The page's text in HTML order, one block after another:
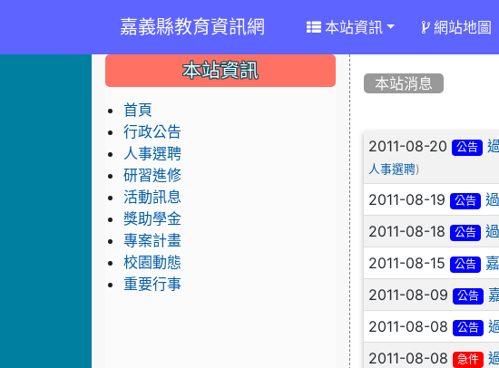
嘉義縣教育資訊網 本站資訊 網站地圖
本站消息
文章列表
2011-08-20 公告
人事選聘)
2011-08-19 公告
2011-08-18 公告
2011-08-15 公告
2011-08-09 公告
2011-08-08 公告
2011-08-08 急件
::: 本站資訊
首頁
行政公告
人事選聘
研習進修
活動訊息
獎助學金
專案計畫
校園動態
重要行事